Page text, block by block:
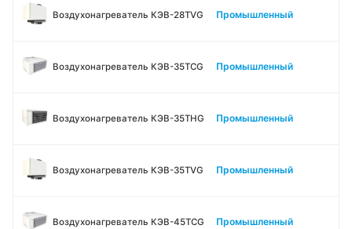
Воздухонагреватель КЭВ-28TVG Промышленный
Воздухонагреватель КЭВ-35TСG Промышленный
Воздухонагреватель КЭВ-35THG Промышленный
Воздухонагреватель КЭВ-35TVG Промышленный
Воздухонагреватель КЭВ-45TСG Промышленный